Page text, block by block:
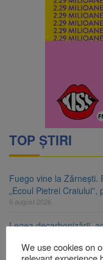
TOP ȘTIRI
Fuego vine la Zărnești.
„Ecoul Pietrei Craiului”,
6 august 2026
Legea decarbonizării,
6 august 2026
We use cookies on